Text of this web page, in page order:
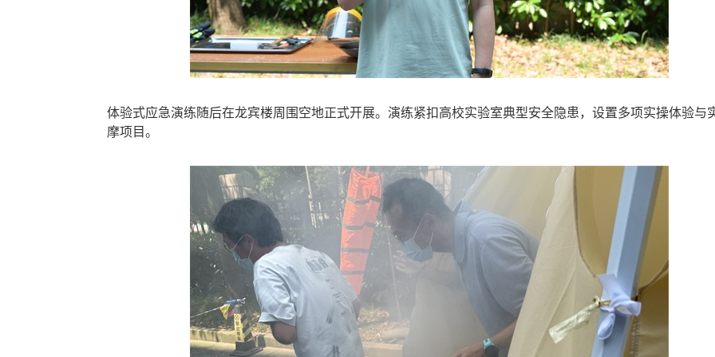
体验式应急演练随后在龙宾楼周围空地正式开展。演练紧扣高校实验室典型安全隐患，设置多项实操体验与
摩项目。